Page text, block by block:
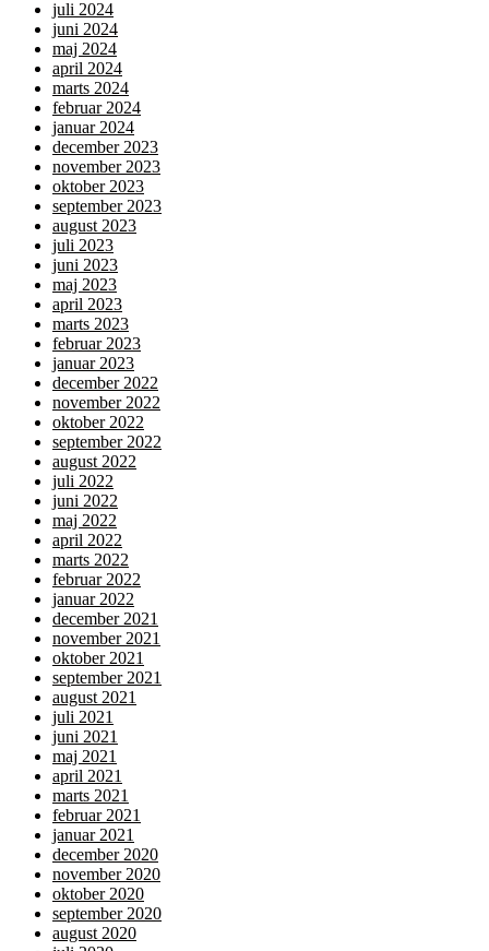
juli 2024
juni 2024
maj 2024
april 2024
marts 2024
februar 2024
januar 2024
december 2023
november 2023
oktober 2023
september 2023
august 2023
juli 2023
juni 2023
maj 2023
april 2023
marts 2023
februar 2023
januar 2023
december 2022
november 2022
oktober 2022
september 2022
august 2022
juli 2022
juni 2022
maj 2022
april 2022
marts 2022
februar 2022
januar 2022
december 2021
november 2021
oktober 2021
september 2021
august 2021
juli 2021
juni 2021
maj 2021
april 2021
marts 2021
februar 2021
januar 2021
december 2020
november 2020
oktober 2020
september 2020
august 2020